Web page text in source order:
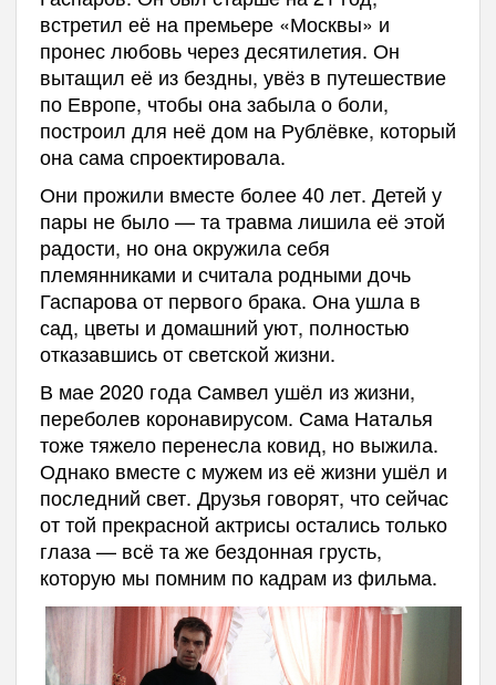
встретил её на премьере «Москвы» и
пронес любовь через десятилетия. Он
вытащил её из бездны, увёз в путешествие
по Европе, чтобы она забыла о боли,
построил для неё дом на Рублёвке, который
она сама спроектировала.
Они прожили вместе более 40 лет. Детей у
пары не было — та травма лишила её этой
радости, но она окружила себя
племянниками и считала родными дочь
Гаспарова от первого брака. Она ушла в
сад, цветы и домашний уют, полностью
отказавшись от светской жизни.
В мае 2020 года Самвел ушёл из жизни,
переболев коронавирусом. Сама Наталья
тоже тяжело перенесла ковид, но выжила.
Однако вместе с мужем из её жизни ушёл и
последний свет. Друзья говорят, что сейчас
от той прекрасной актрисы остались только
глаза — всё та же бездонная грусть,
которую мы помним по кадрам из фильма.